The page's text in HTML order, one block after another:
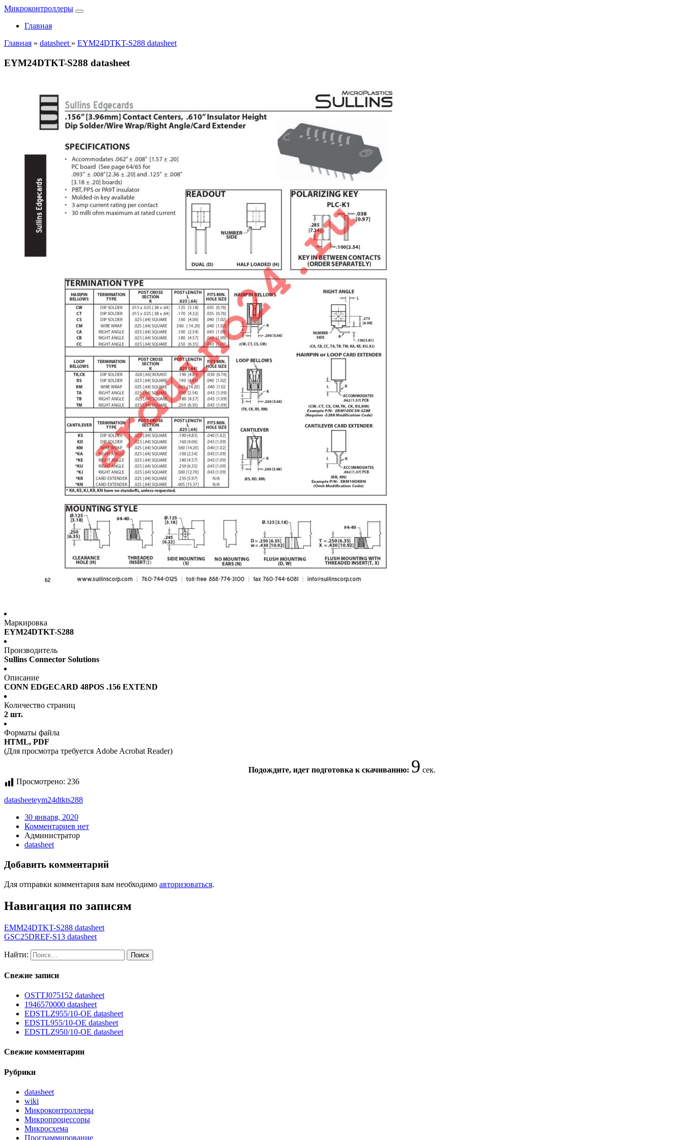
Микроконтроллеры
Главная
Главная » datasheet » EYM24DTKT-S288 datasheet
EYM24DTKT-S288 datasheet
Маркировка
EYM24DTKT-S288
Производитель
Sullins Connector Solutions
Описание
CONN EDGECARD 48POS .156 EXTEND
Количество страниц
2 шт.
Форматы файла
HTML, PDF
(Для просмотра требуется Adobe Acrobat Reader)
Подождите, идет подготовка к скачиванию: 8 сек.
Просмотрено: 236
datasheeteym24dtkts288
30 января, 2020
Комментариев нет
Администратор
datasheet
Добавить комментарий
Для отправки комментария вам необходимо авторизоваться.
Навигация по записям
EMM24DTKT-S288 datasheet
GSC25DREF-S13 datasheet
Найти:
Свежие записи
OSTTJ075152 datasheet
1946570000 datasheet
EDSTLZ955/10-OE datasheet
EDSTL955/10-OE datasheet
EDSTLZ950/10-OE datasheet
Свежие комментарии
Рубрики
datasheet
wiki
Микроконтроллеры
Микропроцессоры
Микросхема
Программирование